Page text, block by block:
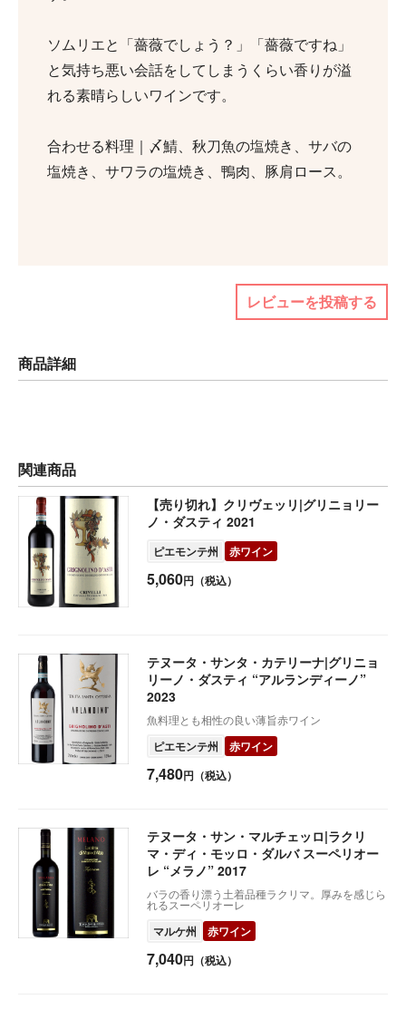
ソムリエと「薔薇でしょう？」「薔薇ですね」
と気持ち悪い会話をしてしまうくらい香りが溢
れる素晴らしいワインです。
合わせる料理｜〆鯖、秋刀魚の塩焼き、サバの
塩焼き、サワラの塩焼き、鴨肉、豚肩ロース。
レビューを投稿する
商品詳細
関連商品
【売り切れ】クリヴェッリ|グリニョリー
ノ・ダスティ 2021
ピエモンテ州 赤ワイン
5,060円（税込）
テヌータ・サンタ・カテリーナ|グリニョ
リーノ・ダスティ “アルランディーノ”
2023
魚料理とも相性の良い薄旨赤ワイン
ピエモンテ州 赤ワイン
7,480円（税込）
テヌータ・サン・マルチェッロ|ラクリ
マ・ディ・モッロ・ダルバ スーペリオー
レ “メラノ” 2017
バラの香り漂う土着品種ラクリマ。厚みを感じら
れるスーペリオーレ
マルケ州 赤ワイン
7,040円（税込）